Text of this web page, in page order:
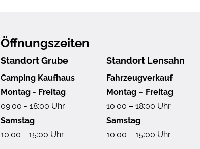
Öffnungszeiten
Standort Grube
Camping Kaufhaus
Montag - Freitag
09:00 - 18:00 Uhr
Samstag
10:00 - 15:00 Uhr
Standort Lensahn
Fahrzeugverkauf
Montag – Freitag
10:00 – 18:00 Uhr
Samstag
10:00 – 15:00 Uhr